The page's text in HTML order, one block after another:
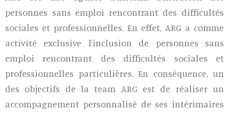
personnes sans emploi rencontrant des difficultés
sociales et professionnelles. En effet, ARG a comme
activité exclusive l’inclusion de personnes sans
emploi rencontrant des difficultés sociales et
professionnelles particulières. En conséquence, un
des objectifs de la team ARG est de réaliser un
accompagnement personnalisé de ses intérimaires